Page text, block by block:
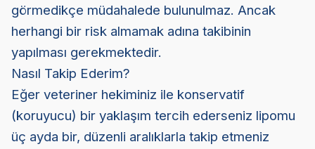
görmedikçe müdahalede bulunulmaz. Ancak
herhangi bir risk almamak adına takibinin
yapılması gerekmektedir.
Nasıl Takip Ederim?
Eğer veteriner hekiminiz ile konservatif
(koruyucu) bir yaklaşım tercih ederseniz lipomu
üç ayda bir, düzenli aralıklarla takip etmeniz